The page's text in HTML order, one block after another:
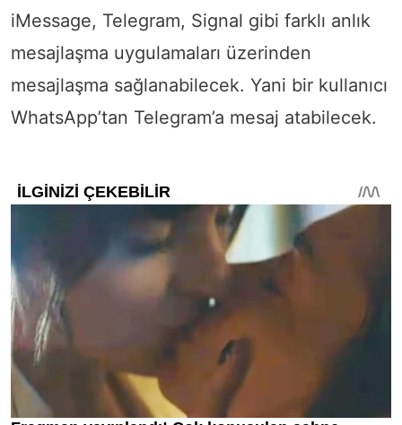
iMessage, Telegram, Signal gibi farklı anlık
mesajlaşma uygulamaları üzerinden
mesajlaşma sağlanabilecek. Yani bir kullanıcı
WhatsApp’tan Telegram’a mesaj atabilecek.